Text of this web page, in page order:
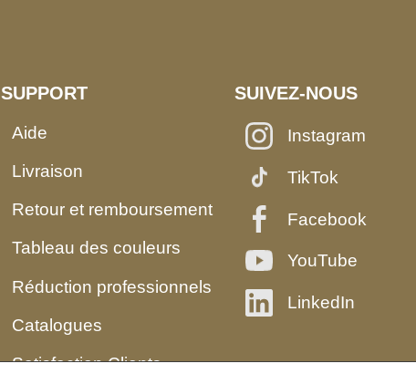
SUPPORT
Aide
Livraison
Retour et remboursement
Tableau des couleurs
Réduction professionnels
Catalogues
Satisfaction Clients
SUIVEZ-NOUS
Instagram
TikTok
Facebook
YouTube
LinkedIn